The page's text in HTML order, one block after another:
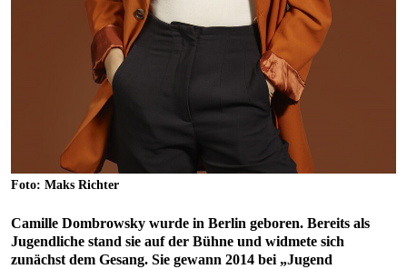
Foto: Maks Richter
Camille Dombrowsky wurde in Berlin geboren. Bereits als
Jugendliche stand sie auf der Bühne und widmete sich
zunächst dem Gesang. Sie gewann 2014 bei „Jugend